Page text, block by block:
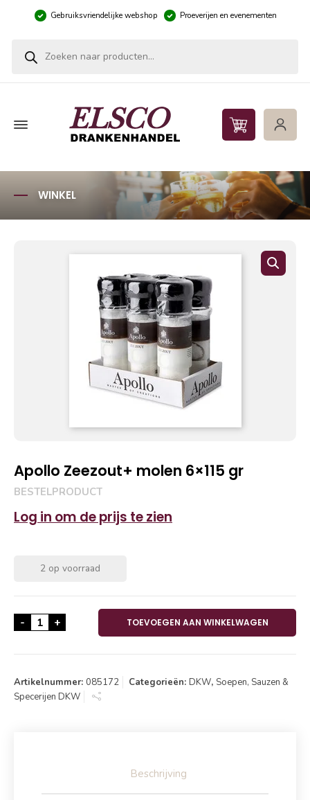
Gebruiksvriendelijke webshop Proeverijen en evenementen
WINKEL
Apollo Zeezout+ molen 6×115 gr
BESTELPRODUCT
Log in om de prijs te zien
2 op voorraad
- Apollo Zeezout+ molen 6x115 gr aantal
+ TOEVOEGEN AAN WINKELWAGEN
Artikelnummer: 085172 Categorieën: DKW, Soepen, Sauzen &
Specerijen DKW
Beschrijving